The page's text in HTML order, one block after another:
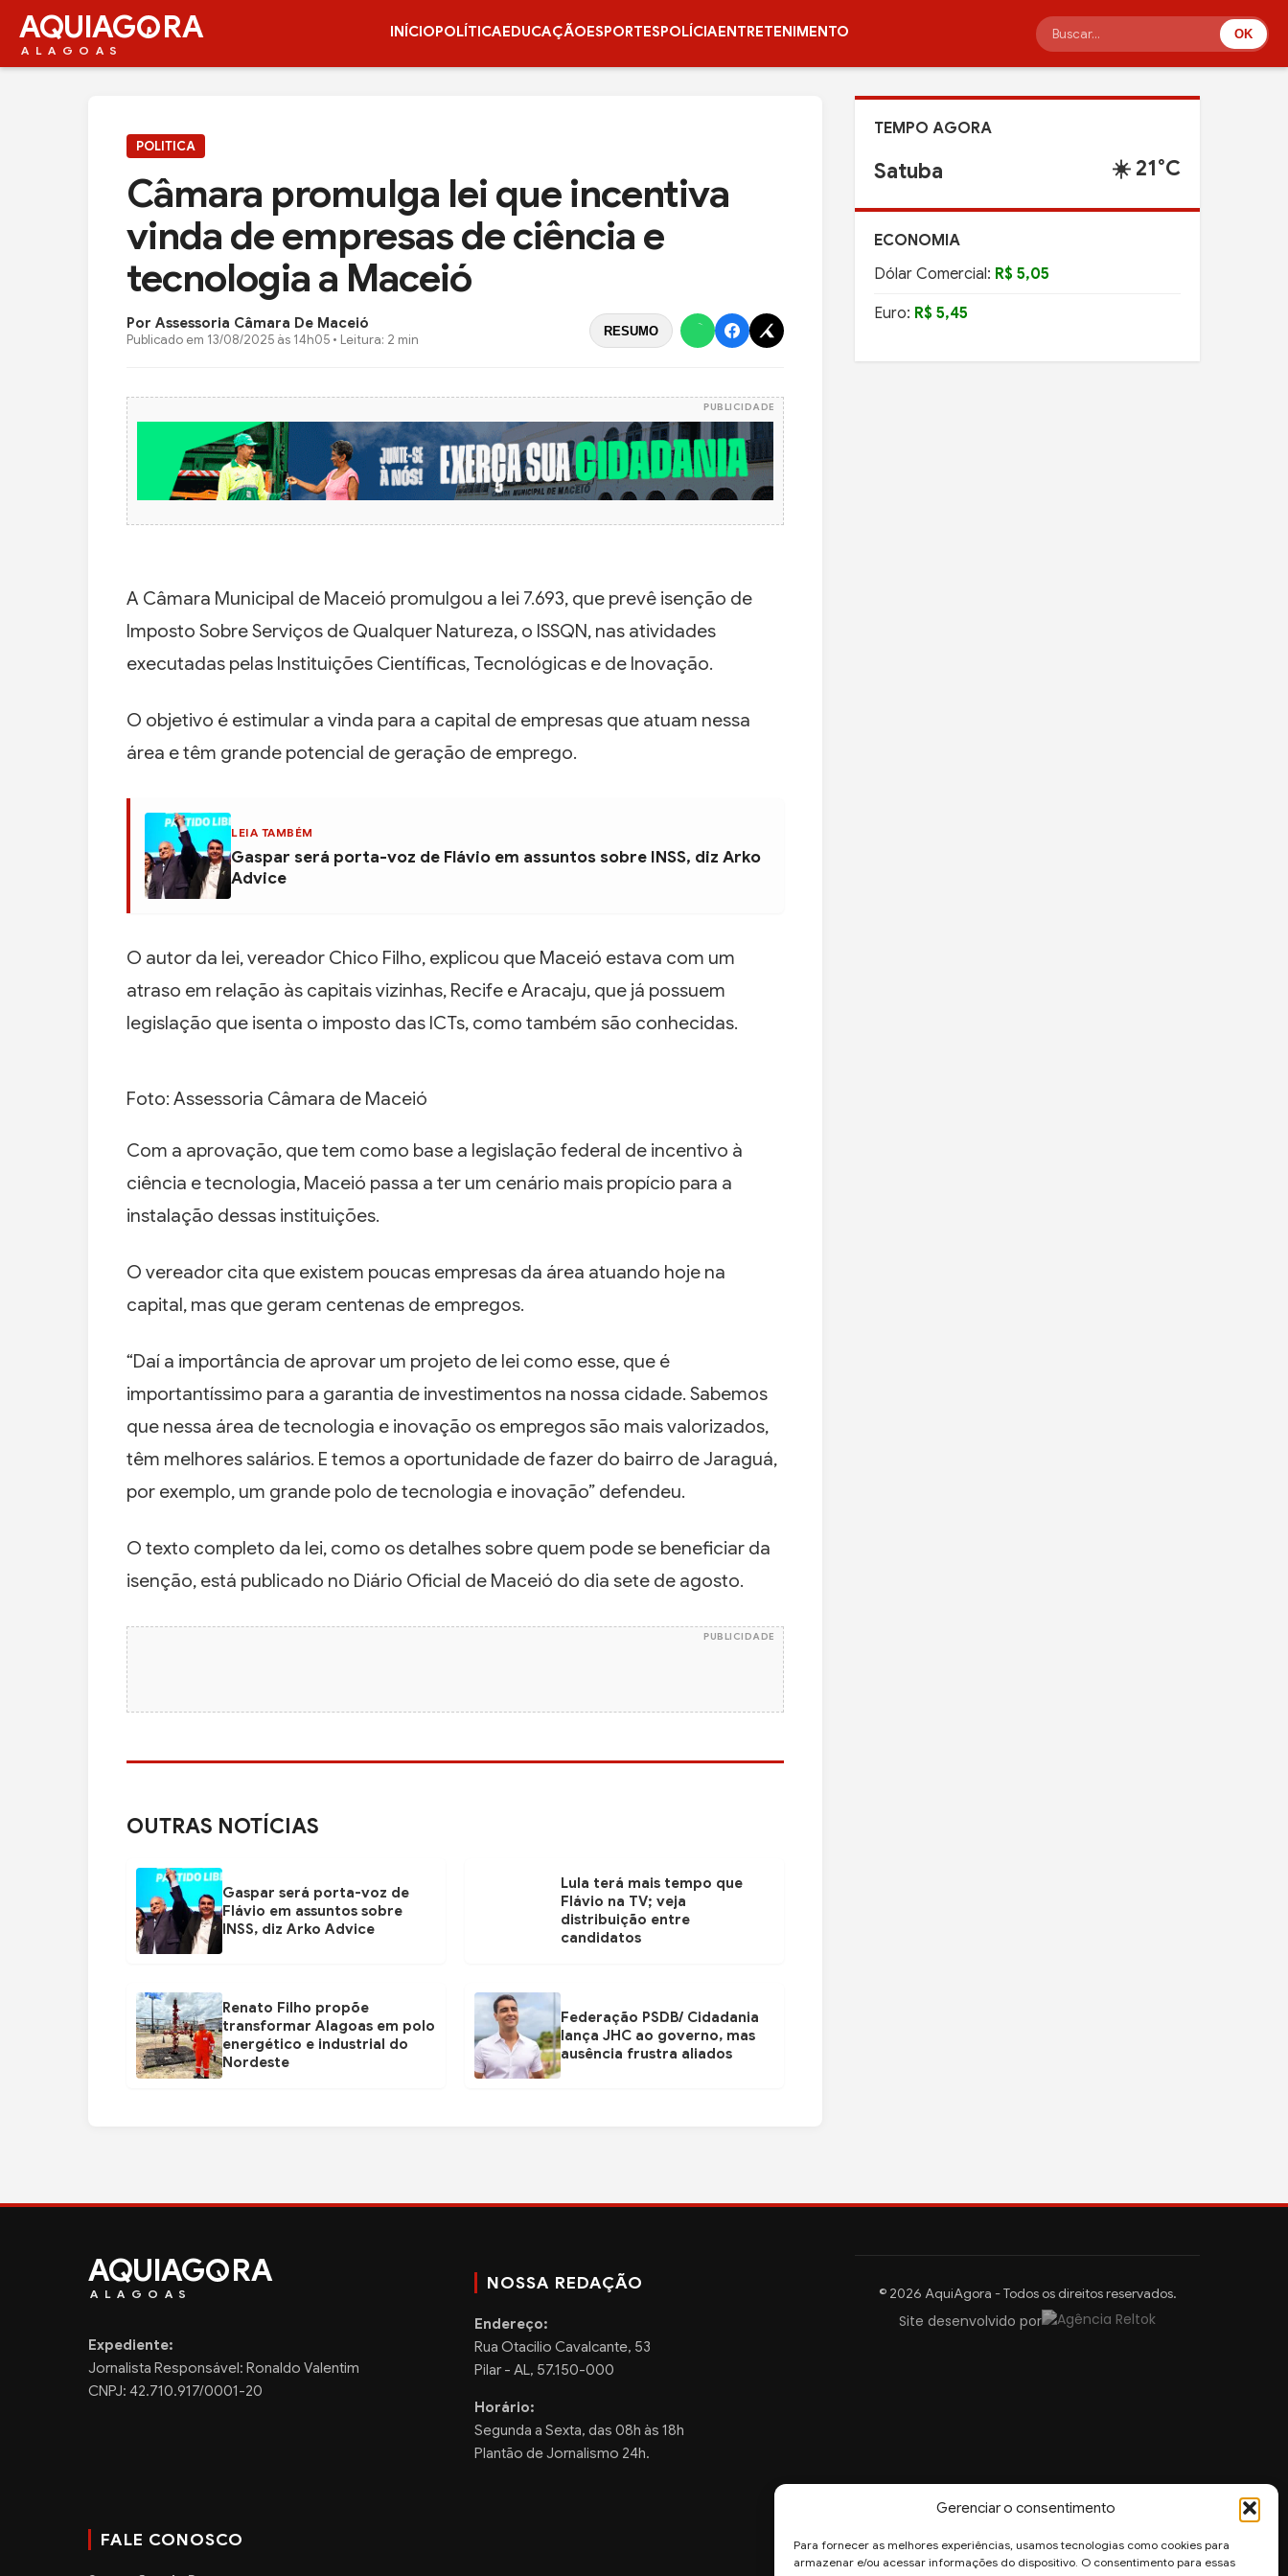
Gerenciar o consentimento
Para fornecer as melhores experiências, usamos tecnologias como cookies para
armazenar e/ou acessar informações do dispositivo. O consentimento para essas
AQUIAG RA
ALAGOAS
INÍCIOPOLÍTICAEDUCAÇÃOESPORTESPOLÍCIAENTRETENIMENTO OK
POLITICA
Câmara promulga lei que incentiva
vinda de empresas de ciência e
tecnologia a Maceió
Por Assessoria Câmara De Maceió
Publicado em 13/08/2025 às 14h05 • Leitura: 2 min
RESUMO
PUBLICIDADE
A Câmara Municipal de Maceió promulgou a lei 7.693, que prevê isenção de
Imposto Sobre Serviços de Qualquer Natureza, o ISSQN, nas atividades
executadas pelas Instituições Científicas, Tecnológicas e de Inovação.
O objetivo é estimular a vinda para a capital de empresas que atuam nessa
área e têm grande potencial de geração de emprego.
LEIA TAMBÉM
Gaspar será porta-voz de Flávio em assuntos sobre INSS, diz Arko
Advice
O autor da lei, vereador Chico Filho, explicou que Maceió estava com um
atraso em relação às capitais vizinhas, Recife e Aracaju, que já possuem
legislação que isenta o imposto das ICTs, como também são conhecidas.
Foto: Assessoria Câmara de Maceió
Com a aprovação, que tem como base a legislação federal de incentivo à
ciência e tecnologia, Maceió passa a ter um cenário mais propício para a
instalação dessas instituições.
O vereador cita que existem poucas empresas da área atuando hoje na
capital, mas que geram centenas de empregos.
“Daí a importância de aprovar um projeto de lei como esse, que é
importantíssimo para a garantia de investimentos na nossa cidade. Sabemos
que nessa área de tecnologia e inovação os empregos são mais valorizados,
têm melhores salários. E temos a oportunidade de fazer do bairro de Jaraguá,
por exemplo, um grande polo de tecnologia e inovação” defendeu.
O texto completo da lei, como os detalhes sobre quem pode se beneficiar da
isenção, está publicado no Diário Oficial de Maceió do dia sete de agosto.
PUBLICIDADE
OUTRAS NOTÍCIAS
Gaspar será porta-voz de
Flávio em assuntos sobre
INSS, diz Arko Advice
Lula terá mais tempo que
Flávio na TV; veja
distribuição entre
candidatos
Renato Filho propõe
transformar Alagoas em polo
energético e industrial do
Nordeste
Federação PSDB/ Cidadania
lança JHC ao governo, mas
ausência frustra aliados
TEMPO AGORA
Satuba ☀️ 21°C
ECONOMIA
Dólar Comercial: R$ 5,05
Euro: R$ 5,45
AQUIAG RA
ALAGOAS
Expediente:
Jornalista Responsável: Ronaldo Valentim
CNPJ: 42.710.917/0001-20
NOSSA REDAÇÃO
Endereço:
Rua Otacilio Cavalcante, 53
Pilar - AL, 57.150-000
Horário:
Segunda a Sexta, das 08h às 18h
Plantão de Jornalismo 24h.
FALE CONOSCO
© 2026 AquiAgora - Todos os direitos reservados.
Site desenvolvido por